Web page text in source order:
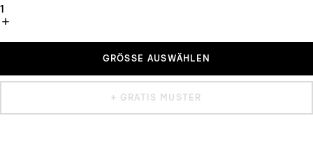
1
GRÖSSE AUSWÄHLEN
+ GRATIS MUSTER